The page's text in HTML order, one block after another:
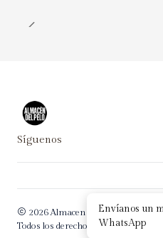
Síguenos
2026 Almacen del Pelo.
Todos los derechos reservados.
Envíanos un
WhatsApp